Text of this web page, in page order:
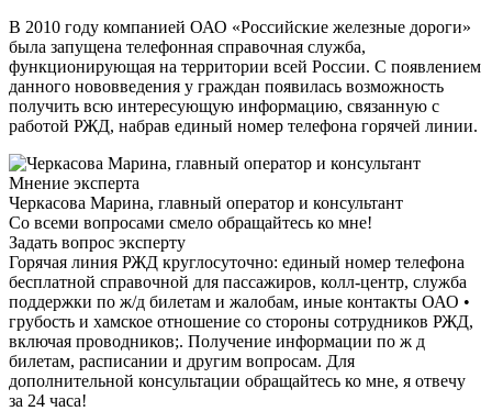
В 2010 году компанией ОАО «Российские железные дороги»
была запущена телефонная справочная служба,
функционирующая на территории всей России. С появлением
данного нововведения у граждан появилась возможность
получить всю интересующую информацию, связанную с
работой РЖД, набрав единый номер телефона горячей линии.
Мнение эксперта
Черкасова Марина, главный оператор и консультант
Со всеми вопросами смело обращайтесь ко мне!
Задать вопрос эксперту
Горячая линия РЖД круглосуточно: единый номер телефона
бесплатной справочной для пассажиров, колл-центр, служба
поддержки по ж/д билетам и жалобам, иные контакты ОАО •
грубость и хамское отношение со стороны сотрудников РЖД,
включая проводников;. Получение информации по ж д
билетам, расписании и другим вопросам. Для
дополнительной консультации обращайтесь ко мне, я отвечу
за 24 часа!